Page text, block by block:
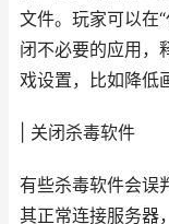
文件。玩家可以在
闭不必要的应用，
戏设置，比如降低
| 关闭杀毒软件
有些杀毒软件会误
其正常连接服务器